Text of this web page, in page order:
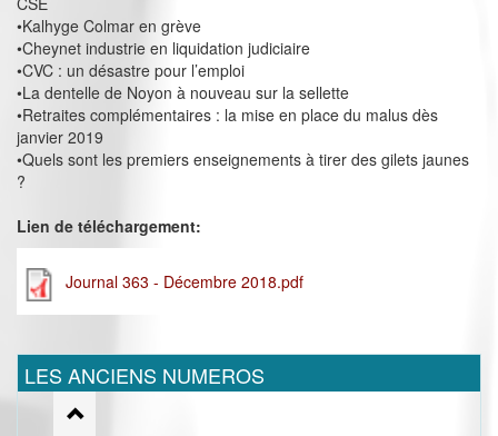
•Kalhyge Colmar en grève
•Cheynet industrie en liquidation judiciaire
•CVC : un désastre pour l’emploi
•La dentelle de Noyon à nouveau sur la sellette
•Retraites complémentaires : la mise en place du malus dès
janvier 2019
•Quels sont les premiers enseignements à tirer des gilets jaunes
?
Lien de téléchargement:
Journal 363 - Décembre 2018.pdf
LES ANCIENS NUMEROS